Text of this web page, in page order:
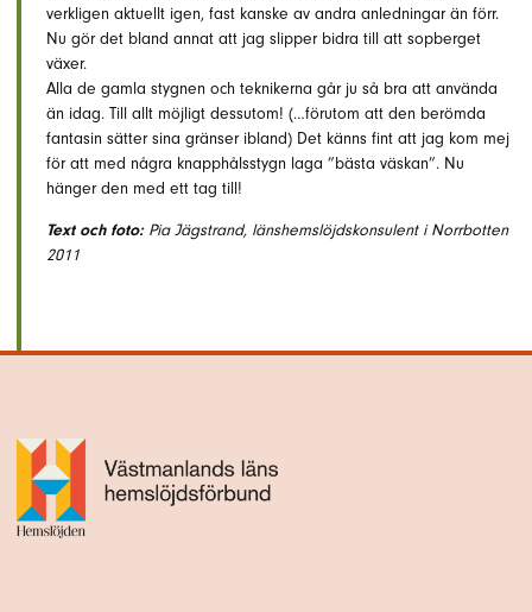
verkligen aktuellt igen, fast kanske av andra anledningar än förr.
Nu gör det bland annat att jag slipper bidra till att sopberget
växer.
Alla de gamla stygnen och teknikerna går ju så bra att använda
än idag. Till allt möjligt dessutom! (…förutom att den berömda
fantasin sätter sina gränser ibland) Det känns fint att jag kom mej
för att med några knapphålsstygn laga ”bästa väskan”. Nu
hänger den med ett tag till!
Text och foto:Pia Jägstrand, länshemslöjdskonsulent i Norrbotten
2011